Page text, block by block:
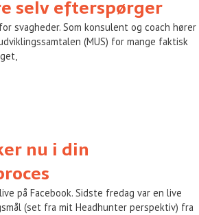
selv efterspørger
svagheder. Som konsulent og coach hører
(MUS) for mange faktisk
nu i din
på Facebook. Sidste fredag var en live
(set fra mit Headhunter perspektiv) fra